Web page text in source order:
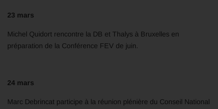
23 mars
Michel Quidort rencontre la DB et Thalys à Bruxelles en
préparation de la Conférence FEV de juin.
24 mars
Marc Debrincat participe à la réunion plénière du Conseil National